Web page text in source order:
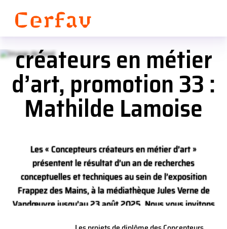
Les projets de diplôme
des Concepteurs
créateurs en métier
d’art, promotion 33 :
Mathilde Lamoise
Les « Concepteurs créateurs en métier d’art »
présentent le résultat d’un an de recherches
conceptuelles et techniques au sein de l’exposition
Frappez des Mains, à la médiathèque Jules Verne de
Vandœuvre jusqu’au 23 août 2025. Nous vous invitons